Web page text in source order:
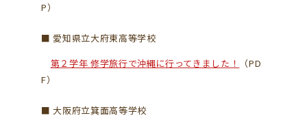
P）
■ 愛知県立大府東高等学校
第２学年 修学旅行で沖縄に行ってきました！
（PD
F）
■ 大阪府立箕面高等学校